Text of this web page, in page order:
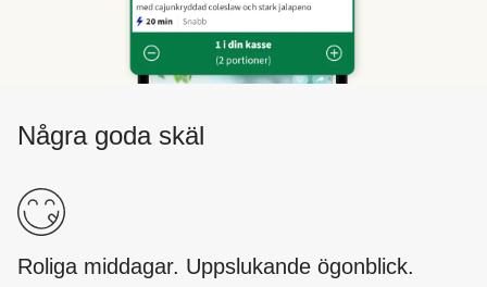
Några goda skäl
Roliga middagar. Uppslukande ögonblick.